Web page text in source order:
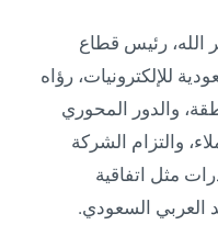
الله، رئيس قطاع
للإلكترونيات، رؤاه
والدور المحوري
والتزام الشركة
مثل اتفاقية